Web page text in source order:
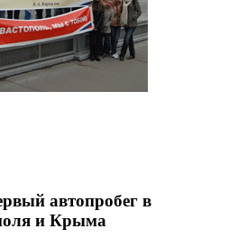
автопробег в
и Крыма